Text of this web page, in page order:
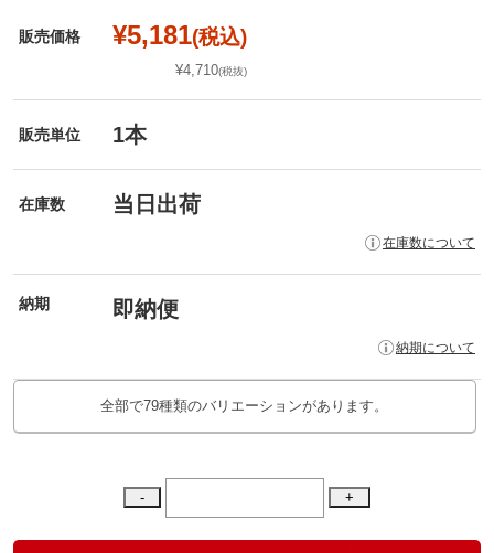
販売価格 ¥5,181(税込)
¥4,710(税抜)
販売単位 1本
在庫数 当日出荷
在庫数について
納期 即納便
納期について
全部で79種類のバリエーションがあります。